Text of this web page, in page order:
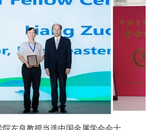
工作，突出强化政治监督。二是要巩固提...